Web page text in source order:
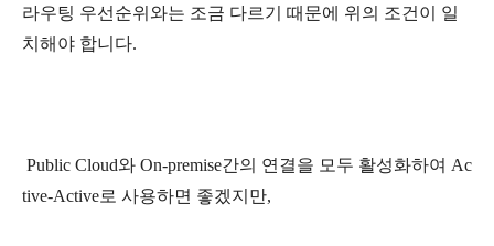
라우팅 우선순위와는 조금 다르기 때문에 위의 조건이 일
치해야 합니다.
Public Cloud와 On-premise간의 연결을 모두 활성화하여 Ac
tive-Active로 사용하면 좋겠지만,